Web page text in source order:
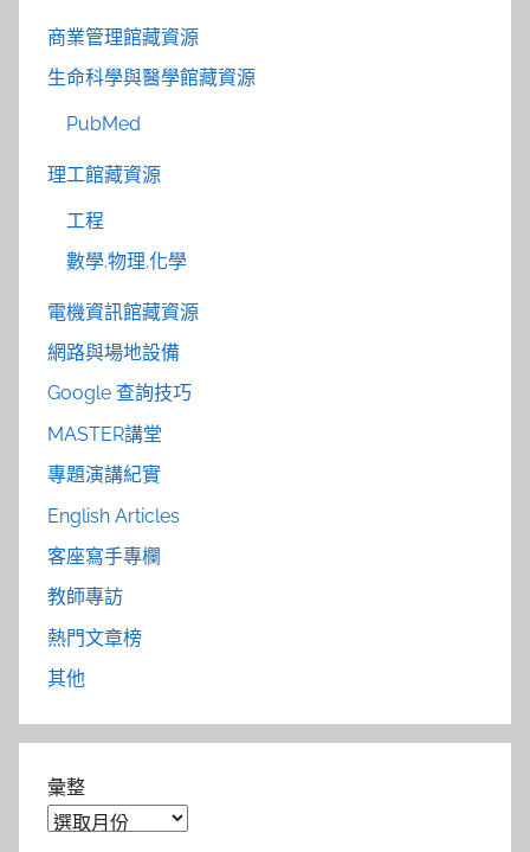
商業管理館藏資源
生命科學與醫學館藏資源
PubMed
理工館藏資源
工程
數學.物理.化學
電機資訊館藏資源
網路與場地設備
Google 查詢技巧
MASTER講堂
專題演講紀實
English Articles
客座寫手專欄
教師專訪
熱門文章榜
其他
彙整